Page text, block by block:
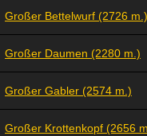
Großer Bettelwurf (2726 m.)
Großer Daumen (2280 m.)
Großer Gabler (2574 m.)
Großer Krottenkopf (2656